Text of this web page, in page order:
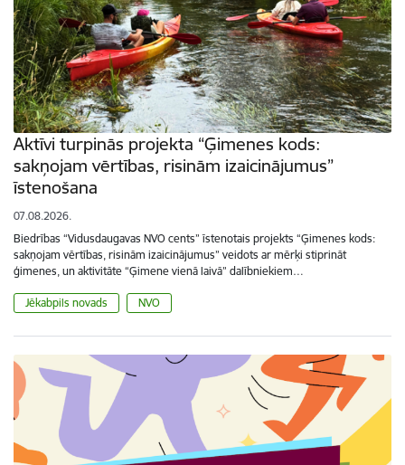
Aktīvi turpinās projekta “Ģimenes kods:
sakņojam vērtības, risinām izaicinājumus”
īstenošana
07.08.2026.
Biedrības “Vidusdaugavas NVO cents” īstenotais projekts “Ģimenes kods:
sakņojam vērtības, risinām izaicinājumus” veidots ar mērķi stiprināt
ģimenes, un aktivitāte “Ģimene vienā laivā” dalībniekiem…
Jēkabpils novads NVO